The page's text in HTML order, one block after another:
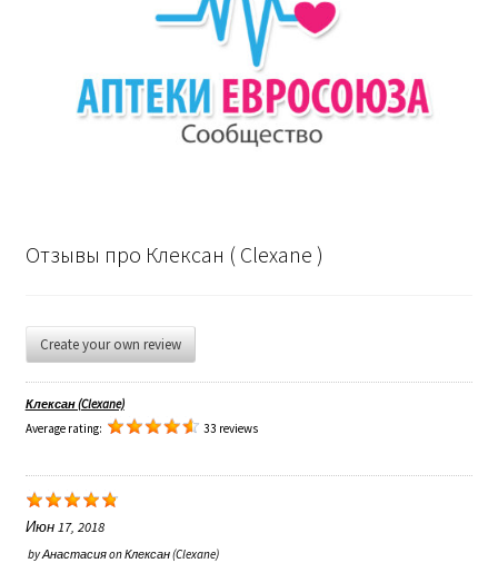
Отзывы про Клексан ( Clexane )
Create your own review
Клексан (Clexane)
Average rating:
33 reviews
Июн 17, 2018
byАнастасияonКлексан (Clexane)